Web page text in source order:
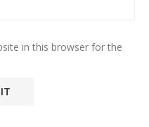
in this browser for the